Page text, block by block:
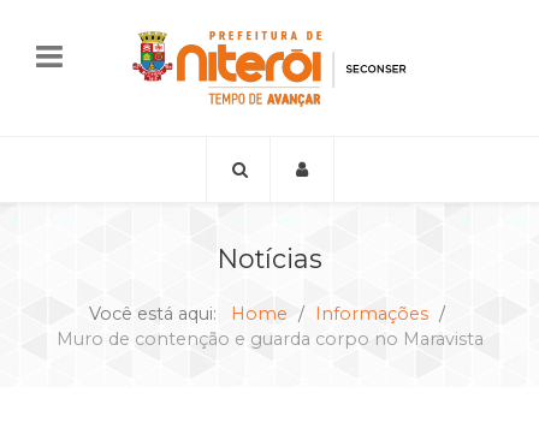
Notícias
Você está aqui: Home
Informações
Muro de contenção e guarda corpo no Maravista